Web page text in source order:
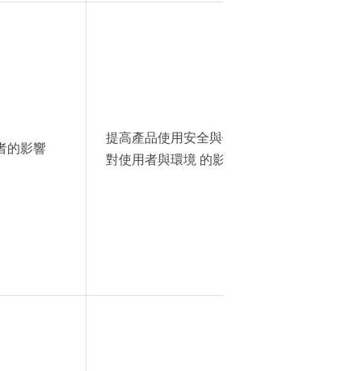
的影響
提高產品使用安全與優 質的服務品質以及降
對使用者與環境 的影響